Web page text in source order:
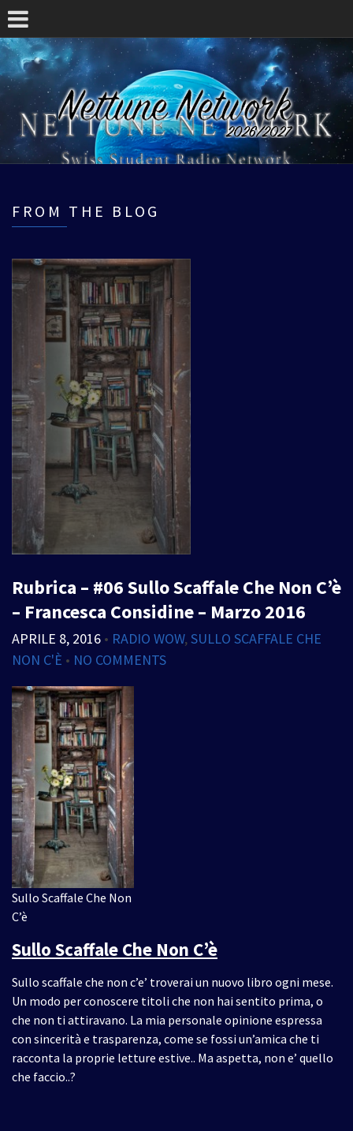
FROM THE BLOG
Rubrica – #06 Sullo Scaffale Che Non C’è
– Francesca Considine – Marzo 2016
APRILE 8, 2016 • RADIO WOW,SULLO SCAFFALE CHE
NON C'È • NO COMMENTS
Sullo Scaffale Che Non
C’è
Sullo Scaffale Che Non C’è
Sullo scaffale che non c’e’ troverai un nuovo libro ogni mese.
Un modo per conoscere titoli che non hai sentito prima, o
che non ti attiravano. La mia personale opinione espressa
con sincerità e trasparenza, come se fossi un’amica che ti
racconta la proprie letture estive.. Ma aspetta, non e’ quello
che faccio..?